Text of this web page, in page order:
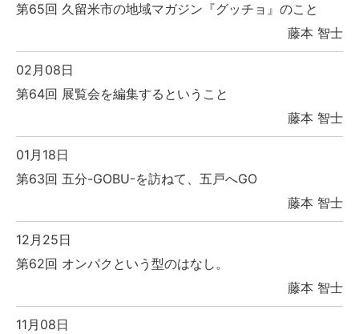
第65回 久留米市の地域マガジン『グッチョ』のこと
藤本 智士
02月08日
第64回 展覧会を編集するということ
藤本 智士
01月18日
第63回 五分-GOBU-を訪ねて、五戸へGO
藤本 智士
12月25日
第62回 オンパクという型のはなし。
藤本 智士
11月08日